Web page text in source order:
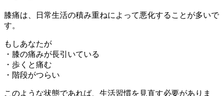
膝痛は、日常生活の積み重ねによって悪化することが多いで
す。
もしあなたが
・膝の痛みが長引いている
・歩くと痛む
・階段がつらい
このような状態であれば、生活習慣を見直す必要がありま